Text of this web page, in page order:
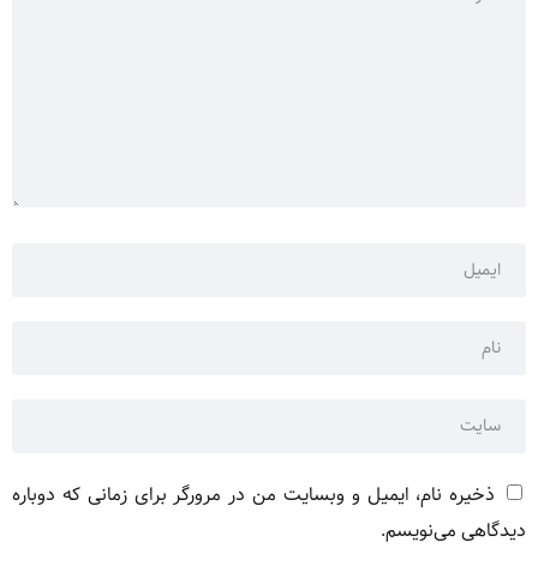
ذخیره نام، ایمیل و وبسایت من در مرورگر برای زمانی که دوباره
دیدگاهی می‌نویسم.